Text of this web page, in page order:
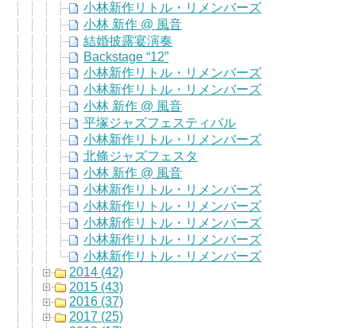
小林新作リトル・リメンバーズ
小林 新作 @ 風音
結婚披露宴演奏
Backstage “12”
小林新作リトル・リメンバーズ
小林新作リトル・リメンバーズ
小林 新作 @ 風音
平塚ジャズフェスティバル
小林新作リトル・リメンバーズ
北條ジャズフェスタ
小林 新作 @ 風音
小林新作リトル・リメンバーズ
小林新作リトル・リメンバーズ
小林新作リトル・リメンバーズ
小林新作リトル・リメンバーズ
小林新作リトル・リメンバーズ
2014 (42)
2015 (43)
2016 (37)
2017 (25)